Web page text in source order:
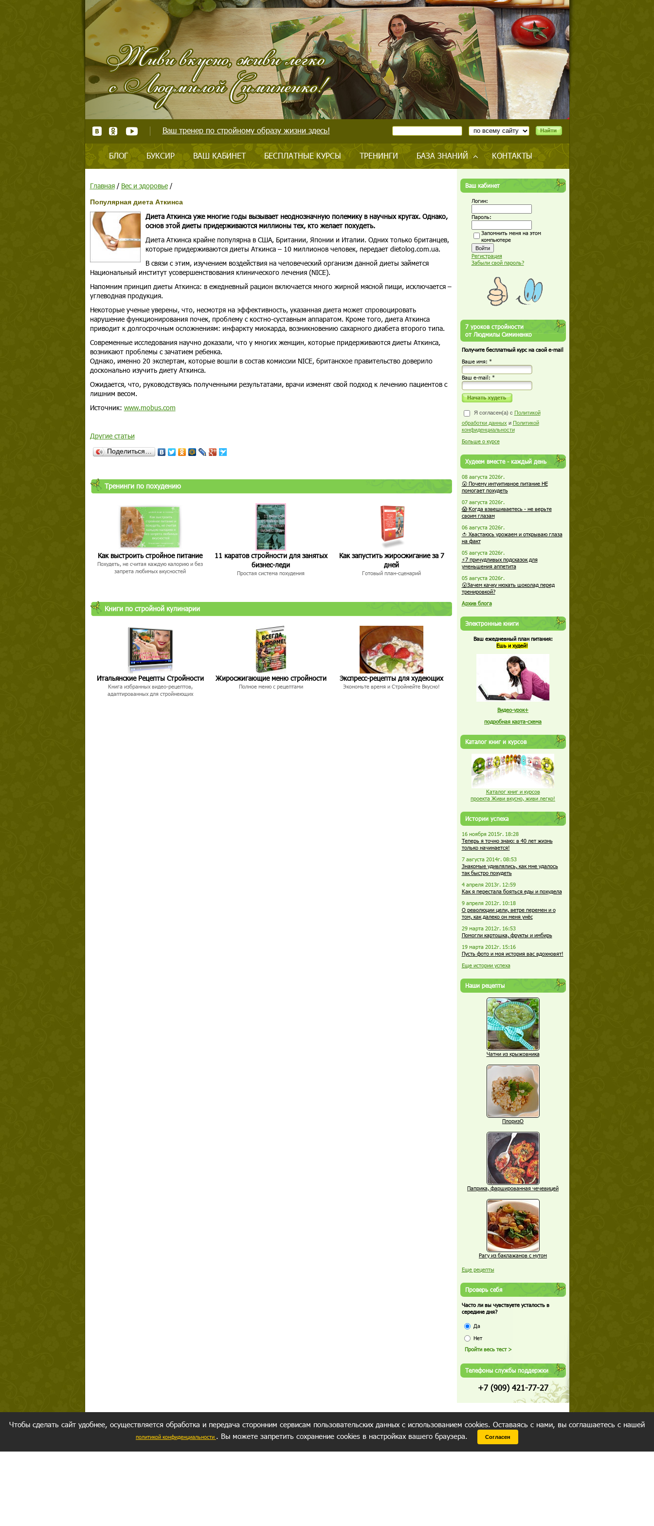
Ваш тренер по стройному образу жизни здесь!
БЛОГ БУКСИР ВАШ КАБИНЕТ БЕСПЛАТНЫЕ КУРСЫ ТРЕНИНГИ БАЗА ЗНАНИЙ КОНТАКТЫ
Главная/ Вес и здоровье/
Популярная диета Аткинса
Диета Аткинса уже многие годы вызывает неоднозначную полемику в научных кругах. Однако,
основ этой диеты придерживаются миллионы тех, кто желает похудеть.
Диета Аткинса крайне популярна в США, Британии, Японии и Италии. Одних только британцев,
которые придерживаются диеты Аткинса – 10 миллионов человек, передает dietolog.com.ua.
В связи с этим, изучением воздействия на человеческий организм данной диеты займется
Национальный институт усовершенствования клинического лечения (NICE).
Напомним принцип диеты Аткинса: в ежедневный рацион включается много жирной мясной пищи, исключается –
углеводная продукция.
Некоторые ученые уверены, что, несмотря на эффективность, указанная диета может спровоцировать
нарушение функционирования почек, проблему с костно-суставным аппаратом. Кроме того, диета Аткинса
приводит к долгосрочным осложнениям: инфаркту миокарда, возникновению сахарного диабета второго типа.
Современные исследования научно доказали, что у многих женщин, которые придерживаются диеты Аткинса,
возникают проблемы с зачатием ребенка.
Однако, именно 20 экспертам, которые вошли в состав комиссии NICE, британское правительство доверило
досконально изучить диету Аткинса.
Ожидается, что, руководствуясь полученными результатами, врачи изменят свой подход к лечению пациентов с
лишним весом.
Источник: www.mobus.com
Другие статьи
Поделиться…
Тренинги по похудению
Как выстроить стройное питание
Похудеть, не считая каждую калорию и без
запрета любимых вкусностей
11 каратов стройности для занятых
бизнес-леди
Простая система похудения
Как запустить жиросжигание за 7
дней
Готовый план-сценарий
Книги по стройной кулинарии
Итальянские Рецепты Стройности
Книга избранных видео-рецептов,
адаптированных для стройнеющих
Жиросжигающие меню стройности
Полное меню с рецептами
Экспресс-рецепты для худеющих
Экономьте время и Стройнейте Вкусно!
Ваш кабинет
Логин:
Пароль:
Запомнить меня на этом
компьютере
Регистрация
Забыли свой пароль?
7 уроков стройности
от Людмилы Симиненко
Получите бесплатный курс на свой e-mail
Ваше имя: *
Ваш е-mail: *
Я согласен(а) с Политикой
обработки данных и Политикой
конфиденциальности
Больше о курсе
Худеем вместе - каждый день
08 августа 2026г.
😮 Почему интуитивное питание НЕ
помогает похудеть
07 августа 2026г.
😱 Когда взвешиваетесь - не верьте
своим глазам
06 августа 2026г.
🍅 Хвастаюсь урожаем и открываю глаза
на факт
05 августа 2026г.
⚡7 причудливых подсказок для
уменьшения аппетита
05 августа 2026г.
😮Зачем качку нюхать шоколад перед
тренировкой?
Архив блога
Электронные книги
Ваш ежедневный план питания:
Ешь и худей!
Видео-урок+
подробная карта-схема
Каталог книг и курсов
Каталог книг и курсов
проекта Живи вкусно, живи легко!
Истории успеха
16 ноября 2015г. 18:28
Теперь я точно знаю: в 40 лет жизнь
только начинается!
7 августа 2014г. 08:53
Знакомые удивлялись, как мне удалось
так быстро похудеть
4 апреля 2013г. 12:59
Как я перестала бояться еды и похудела
9 апреля 2012г. 10:18
О революции цели, ветре перемен и о
том, как далеко он меня унёс
29 марта 2012г. 16:53
Помогли картошка, фрукты и имбирь
19 марта 2012г. 15:16
Пусть фото и моя история вас вдохновят!
Еще истории успеха
Наши рецепты
Чатни из крыжовника
ПлоризО
Паприка, фаршированная чечевицей
Рагу из баклажанов с нутом
Еще рецепты
Проверь себя
Часто ли вы чувствуете усталость в
середине дня?
Да
Нет
Телефоны службы поддержки
+7 (909) 421-77-27
Чтобы сделать сайт удобнее, осуществляется обработка и передача сторонним сервисам пользовательских данных с использованием cookies. Оставаясь с нами, вы соглашаетесь с нашей
политикой конфиденциальности . Вы можете запретить сохранение cookies в настройках вашего браузера. Согласен